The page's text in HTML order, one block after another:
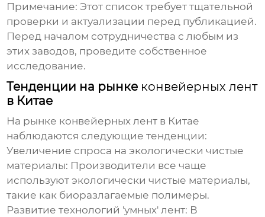
Примечание: Этот список требует тщательной
проверки и актуализации перед публикацией.
Перед началом сотрудничества с любым из
этих заводов, проведите собственное
исследование.
Тенденции на рынке конвейерных лент
в Китае
На рынке конвейерных лент в Китае
наблюдаются следующие тенденции:
Увеличение спроса на экологически чистые
материалы: Производители все чаще
используют экологически чистые материалы,
такие как биоразлагаемые полимеры.
Развитие технологий 'умных' лент: В